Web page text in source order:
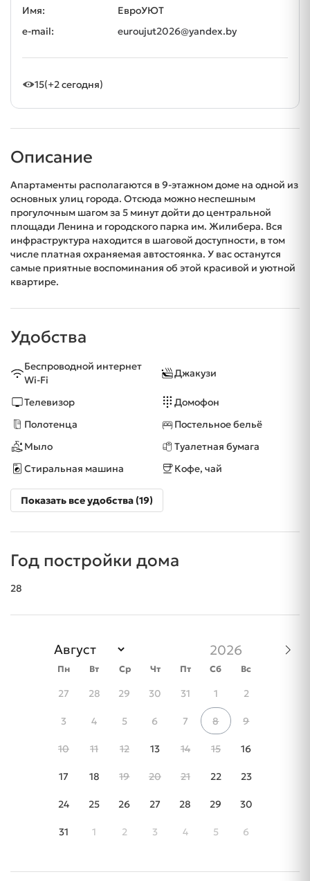
Имя:
ЕвроУЮТ
e-mail:
euroujut2026@yandex.by
15(+2 сегодня)
Описание
Апартаменты располагаются в 9-этажном доме на одной из
основных улиц города. Отсюда можно неспешным
прогулочным шагом за 5 минут дойти до центральной
площади Ленина и городского парка им. Жилибера. Вся
инфраструктура находится в шаговой доступности, в том
числе платная охраняемая автостоянка. У вас останутся
самые приятные воспоминания об этой красивой и уютной
квартире.
Удобства
Беспроводной интернет
Wi-Fi
Джакузи
Телевизор
Домофон
Полотенца
Постельное бельё
Мыло
Туалетная бумага
Стиральная машина
Кофе, чай
Показать все удобства (19)
Год постройки дома
28
Пн Вт Ср Чт Пт Сб Вс
27 28 29 30 31 1 2
3 4 5 6 7 8 9
10 11 12 13 14 15 16
17 18 19 20 21 22 23
24 25 26 27 28 29 30
31 1 2 3 4 5 6